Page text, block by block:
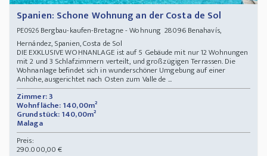
Spanien: Schone Wohnung an der Costa de Sol
PE0926Bergbau-kaufen-Bretagne - Wohnung 28096 Benahavís,
Hernández, Spanien, Costa de Sol
DIE EXKLUSIVE WOHNANLAGE ist auf 5 Gebäude mit nur 12 Wohnungen
mit 2 und 3 Schlafzimmern verteilt, und großzügigen Terrassen. Die
Wohnanlage befindet sich in wunderschöner Umgebung auf einer
Anhöhe, ausgerichtet nach Osten zum Valle de ...
Zimmer: 3
Wohnfläche: 140,00m²
Grundstück: 140,00m²
Malaga
Preis:
290.000,00 €